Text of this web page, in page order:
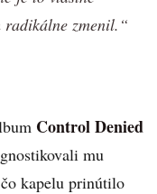
radikálne zmenil.“
Control Denied
mu
kapelu prinútilo